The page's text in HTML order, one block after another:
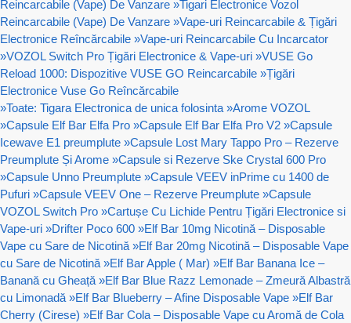
Reincarcabile (Vape) De Vanzare »Tigari Electronice Vozol
Reincarcabile (Vape) De Vanzare »Vape-uri Reincarcabile & Țigări
Electronice Reîncărcabile »Vape-uri Reincarcabile Cu Incarcator
»VOZOL Switch Pro Țigări Electronice & Vape-uri »VUSE Go
Reload 1000: Dispozitive VUSE GO Reincarcabile »Țigări
Electronice Vuse Go Reîncărcabile
»Toate: Tigara Electronica de unica folosinta »Arome VOZOL
»Capsule Elf Bar Elfa Pro »Capsule Elf Bar Elfa Pro V2 »Capsule
Icewave E1 preumplute »Capsule Lost Mary Tappo Pro – Rezerve
Preumplute Și Arome »Capsule si Rezerve Ske Crystal 600 Pro
»Capsule Unno Preumplute »Capsule VEEV inPrime cu 1400 de
Pufuri »Capsule VEEV One – Rezerve Preumplute »Capsule
VOZOL Switch Pro »Cartușe Cu Lichide Pentru Țigări Electronice si
Vape-uri »Drifter Poco 600 »Elf Bar 10mg Nicotină – Disposable
Vape cu Sare de Nicotină »Elf Bar 20mg Nicotină – Disposable Vape
cu Sare de Nicotină »Elf Bar Apple ( Mar) »Elf Bar Banana Ice –
Banană cu Gheață »Elf Bar Blue Razz Lemonade – Zmeură Albastră
cu Limonadă »Elf Bar Blueberry – Afine Disposable Vape »Elf Bar
Cherry (Cirese) »Elf Bar Cola – Disposable Vape cu Aromă de Cola